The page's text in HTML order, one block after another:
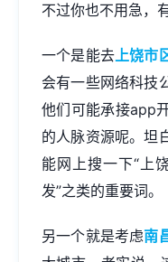
不过你也不用急，
一个是能去上饶市
会有一些网络科技
他们可能承接app
的人脉资源呢。坦
能网上搜一下“上
发”之类的重要词。
另一个就是考虑南